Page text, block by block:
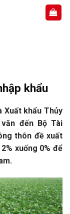
khẩu
Xuất khẩu Thủy
đến Bộ Tài
thôn đề xuất
xuống 0% để